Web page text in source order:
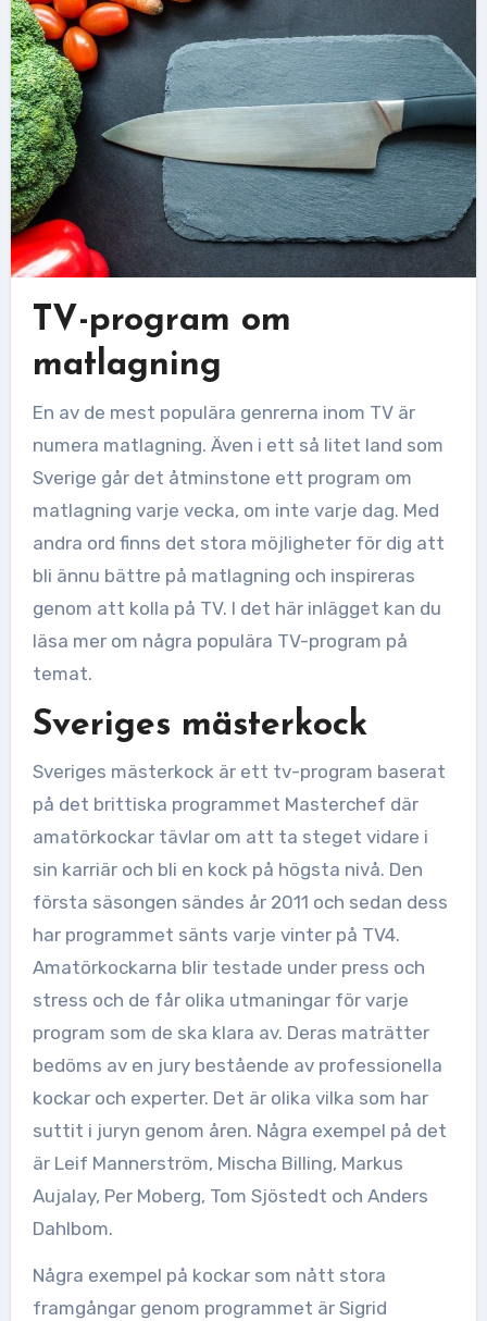
TV-program om
matlagning
En av de mest populära genrerna inom TV är
numera matlagning. Även i ett så litet land som
Sverige går det åtminstone ett program om
matlagning varje vecka, om inte varje dag. Med
andra ord finns det stora möjligheter för dig att
bli ännu bättre på matlagning och inspireras
genom att kolla på TV. I det här inlägget kan du
läsa mer om några populära TV-program på
temat.
Sveriges mästerkock
Sveriges mästerkock är ett tv-program baserat
på det brittiska programmet Masterchef där
amatörkockar tävlar om att ta steget vidare i
sin karriär och bli en kock på högsta nivå. Den
första säsongen sändes år 2011 och sedan dess
har programmet sänts varje vinter på TV4.
Amatörkockarna blir testade under press och
stress och de får olika utmaningar för varje
program som de ska klara av. Deras maträtter
bedöms av en jury bestående av professionella
kockar och experter. Det är olika vilka som har
suttit i juryn genom åren. Några exempel på det
är Leif Mannerström, Mischa Billing, Markus
Aujalay, Per Moberg, Tom Sjöstedt och Anders
Dahlbom.
Några exempel på kockar som nått stora
framgångar genom programmet är Sigrid